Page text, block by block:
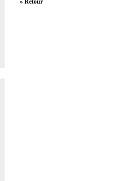
» Retour